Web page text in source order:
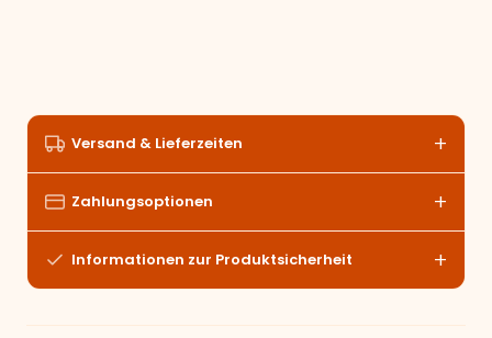
Versand & Lieferzeiten
Zahlungsoptionen
Informationen zur Produktsicherheit